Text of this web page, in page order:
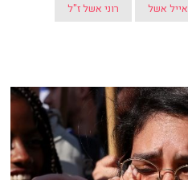
אייל אשל
רוני אשל ז"ל